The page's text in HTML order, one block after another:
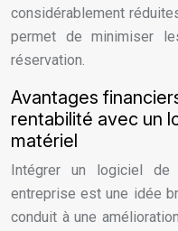
considérablement
permet de minimiser
réservation.
Avantages
rentabilité avec un
matériel
Intégrer un logiciel de
entreprise est une idée
conduit à une